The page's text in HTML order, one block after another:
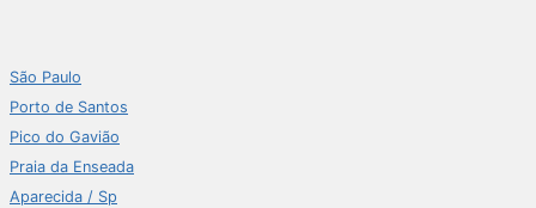
São Paulo
Porto de Santos
Pico do Gavião
Praia da Enseada
Aparecida / Sp